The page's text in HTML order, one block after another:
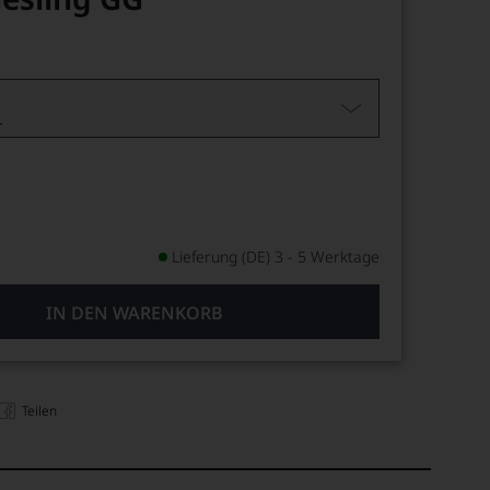
Lieferung (DE) 3 - 5 Werktage
IN DEN WARENKORB
Teilen